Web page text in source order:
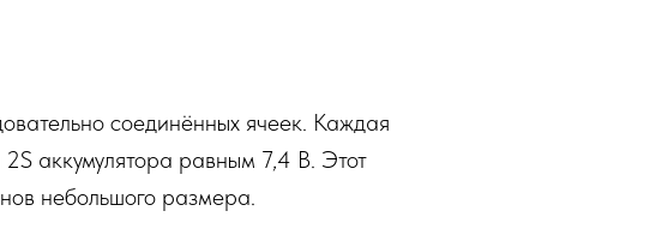
соединённых ячеек. Каждая
аккумулятора равным 7,4 В. Этот
небольшого размера.